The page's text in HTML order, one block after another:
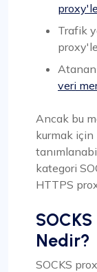
Trafik
Atanan
veri
Ancak bu
kurmak için
kategori
HTTPS
Nedir?
SOCKS